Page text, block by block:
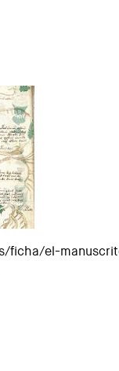
el-
2022. El